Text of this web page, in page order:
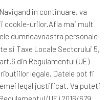
in continuare, va
cookie-urilor.Afla mai mult
dumneavoastra personale
si Taxe Locale Sectorului 5,
din Regulamentul (UE)
legale. Datele pot fi
legal justificat. Va puteti